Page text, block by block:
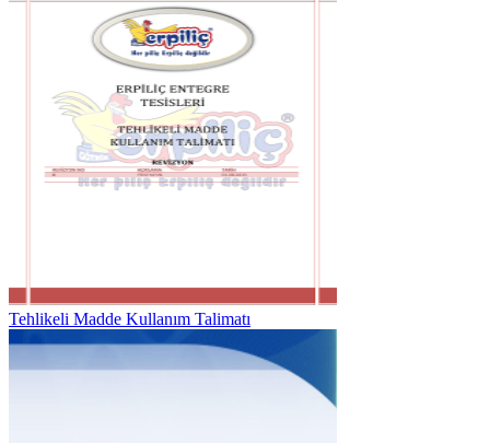
Tehlikeli Madde Kullanım Talimatı